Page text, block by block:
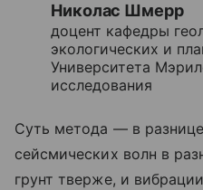
Николас Шмерр
доцент кафедры
экологических и
Университета
исследования
Суть метода — в
сейсмических волн в
грунт тверже, и